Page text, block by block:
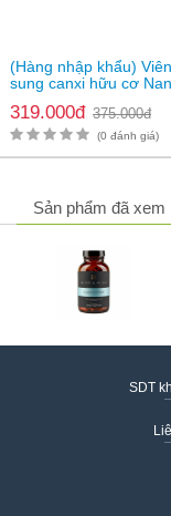
(Hàng nhập khẩu)
sung canxi hữu cơ
319.000đ 375.000đ
(0 đánh giá)
Sản phẩm đã xem
SDT